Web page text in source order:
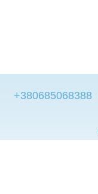
+380685068388